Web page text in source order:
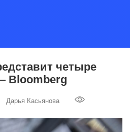
четыре
Bloomberg
Дарья Касьянова